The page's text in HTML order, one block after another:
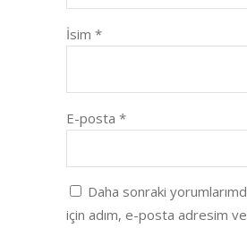
İsim *
E-posta *
Daha sonraki
için adım, e-posta adresim